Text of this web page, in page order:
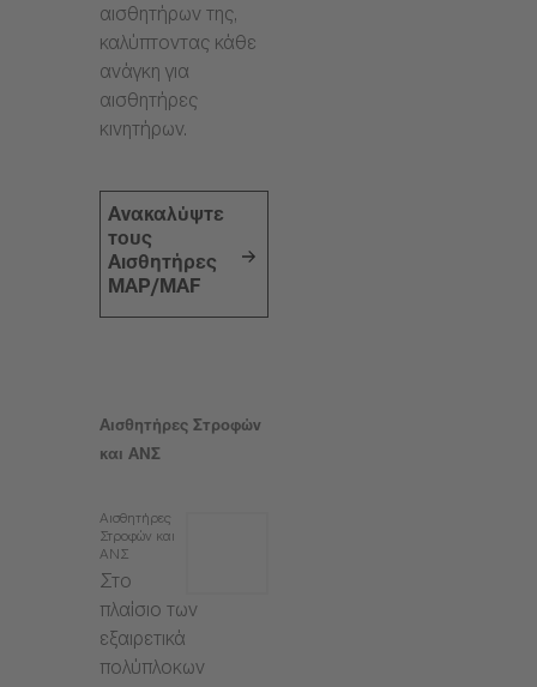
αισθητήρων της,
καλύπτοντας κάθε
ανάγκη για
αισθητήρες
κινητήρων.
Ανακαλύψτε
τους
Αισθητήρες
MAP/MAF
Αισθητήρες Στροφών
και ΑΝΣ
Αισθητήρες
Στροφών και
ΑΝΣ
Στο
πλαίσιο των
εξαιρετικά
πολύπλοκων